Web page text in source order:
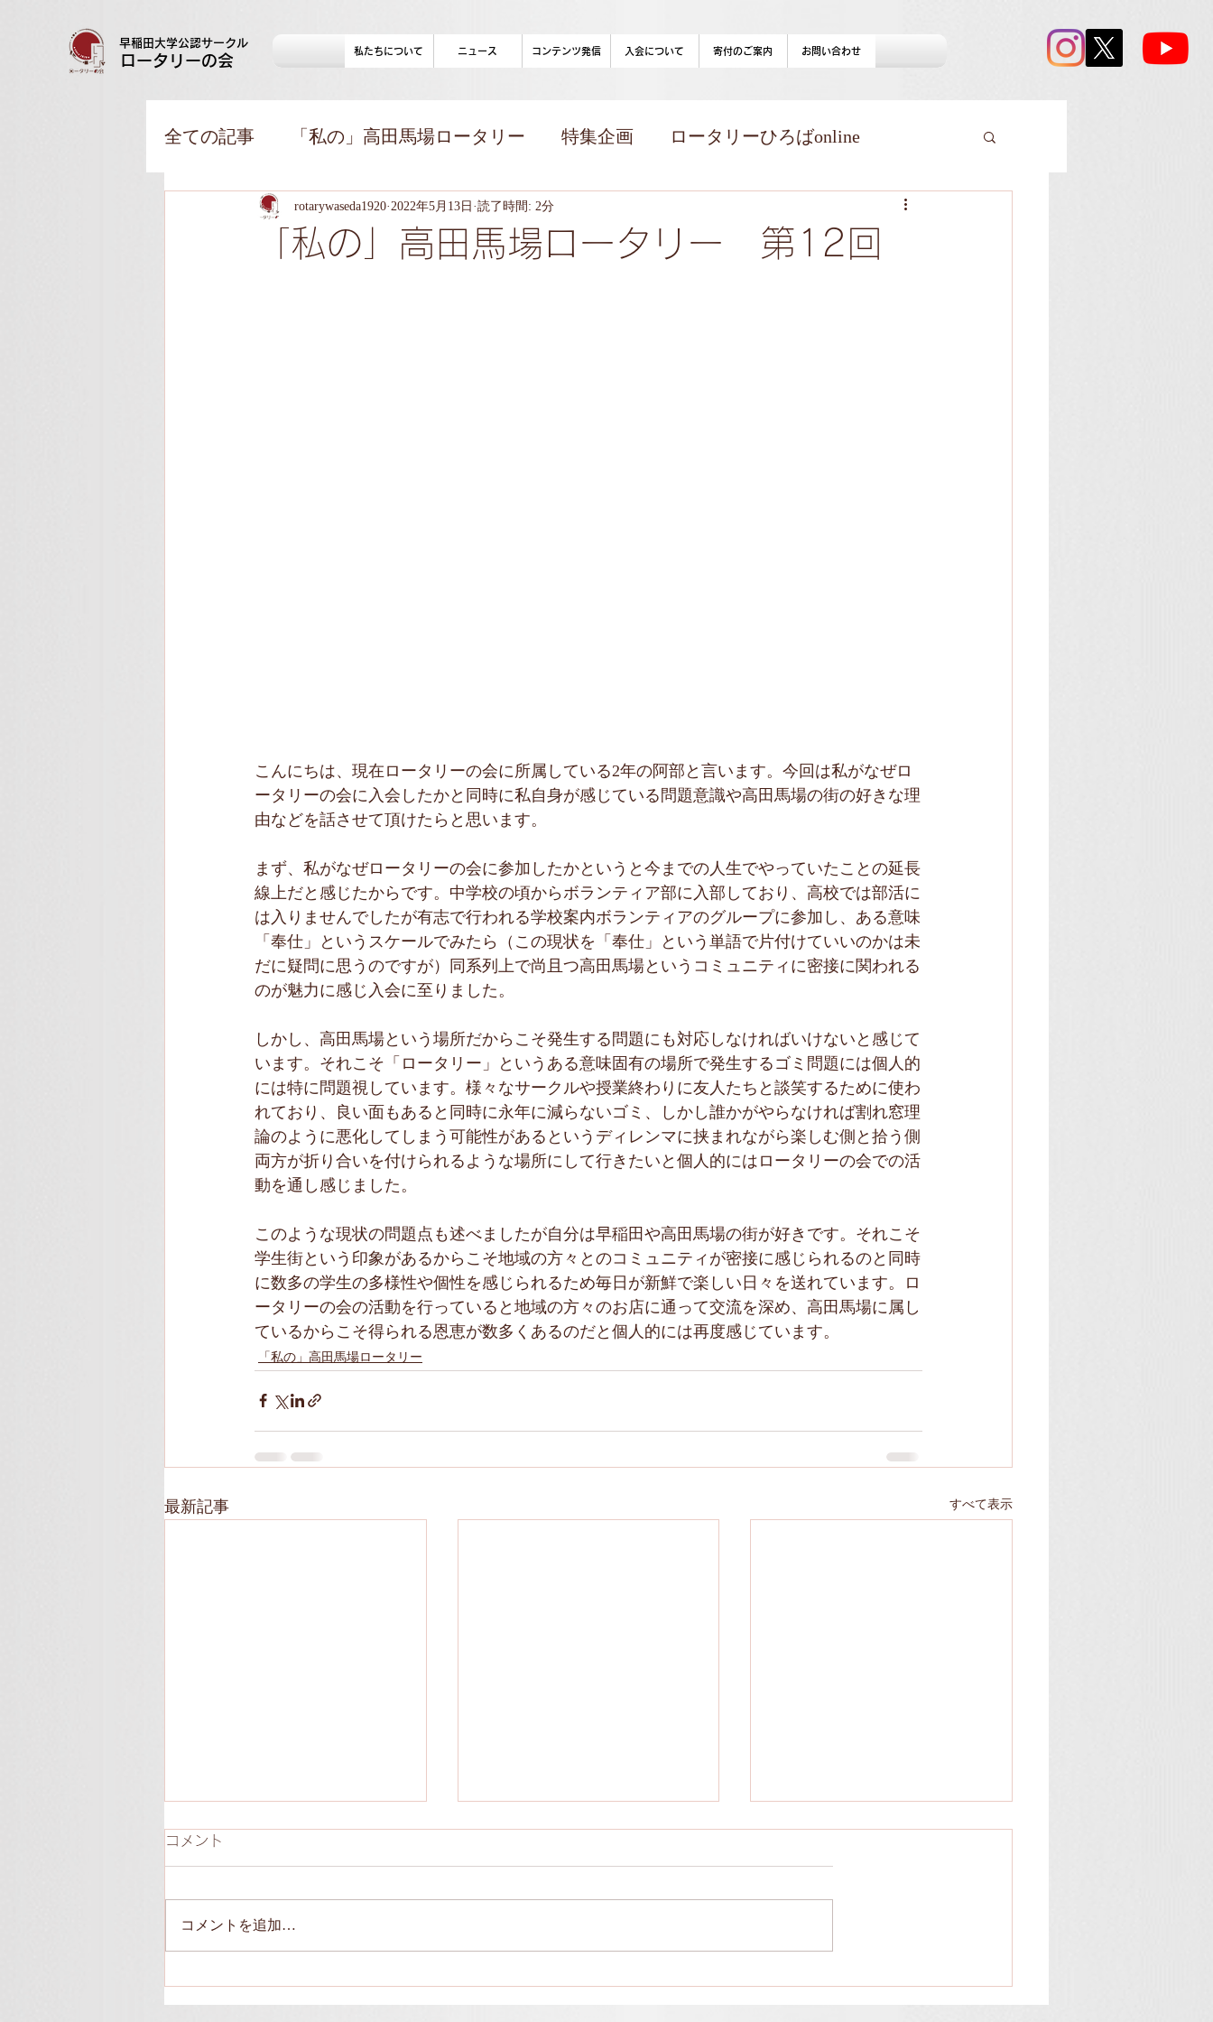
早稲田大学公認サークル
私たちについて ニュース コンテンツ発信 入会について 寄付のご案内 お問い合わせ
​ロータリーの会
全ての記事 「私の」高田馬場ロータリー 特集企画 ロータリーひろばonline
ロタ会LIVE！！(新歓用コンテンツ)
「私の」高田馬場ロータリー 第12回
rotarywaseda1920 2022年5月13日 読了時間: 2分
こんにちは、現在ロータリーの会に所属している2年の阿部と言います。今回は私がなぜロ
ータリーの会に入会したかと同時に私自身が感じている問題意識や高田馬場の街の好きな理
由などを話させて頂けたらと思います。
まず、私がなぜロータリーの会に参加したかというと今までの人生でやっていたことの延長
線上だと感じたからです。中学校の頃からボランティア部に入部しており、高校では部活に
は入りませんでしたが有志で行われる学校案内ボランティアのグループに参加し、ある意味
「奉仕」というスケールでみたら（この現状を「奉仕」という単語で片付けていいのかは未
だに疑問に思うのですが）同系列上で尚且つ高田馬場というコミュニティに密接に関われる
のが魅力に感じ入会に至りました。
しかし、高田馬場という場所だからこそ発生する問題にも対応しなければいけないと感じて
います。それこそ「ロータリー」というある意味固有の場所で発生するゴミ問題には個人的
には特に問題視しています。様々なサークルや授業終わりに友人たちと談笑するために使わ
れており、良い面もあると同時に永年に減らないゴミ、しかし誰かがやらなければ割れ窓理
論のように悪化してしまう可能性があるというディレンマに挟まれながら楽しむ側と拾う側
両方が折り合いを付けられるような場所にして行きたいと個人的にはロータリーの会での活
動を通し感じました。
このような現状の問題点も述べましたが自分は早稲田や高田馬場の街が好きです。それこそ
学生街という印象があるからこそ地域の方々とのコミュニティが密接に感じられるのと同時
に数多の学生の多様性や個性を感じられるため毎日が新鮮で楽しい日々を送れています。ロ
ータリーの会の活動を行っていると地域の方々のお店に通って交流を深め、高田馬場に属し
ているからこそ得られる恩恵が数多くあるのだと個人的には再度感じています。
「私の」高田馬場ロータリー
最新記事 すべて表示
わかりあうということ ～
「私の」高田馬場ロータリ
「私の」高田馬場ロータリ
コメント
コメントを追加…